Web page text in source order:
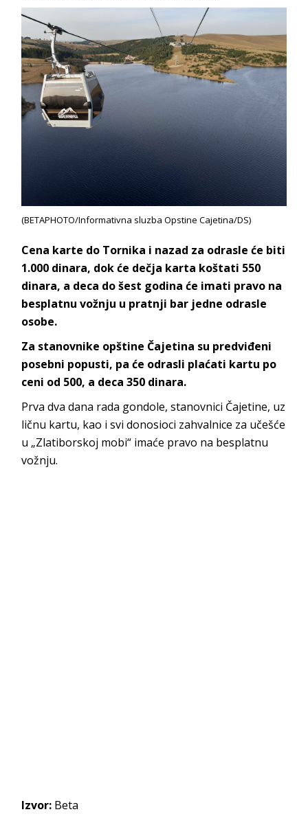
(BETAPHOTO/Informativna sluzba Opstine Cajetina/DS)
Cena karte do Tornika i nazad za odrasle će biti
1.000 dinara, dok će dečja karta koštati 550
dinara, a deca do šest godina će imati pravo na
besplatnu vožnju u pratnji bar jedne odrasle
osobe.
Za stanovnike opštine Čajetina su predviđeni
posebni popusti, pa će odrasli plaćati kartu po
ceni od 500, a deca 350 dinara.
Prva dva dana rada gondole, stanovnici Čajetine, uz
ličnu kartu, kao i svi donosioci zahvalnice za učešće
u „Zlatiborskoj mobi“ imaće pravo na besplatnu
vožnju.
Izvor: Beta